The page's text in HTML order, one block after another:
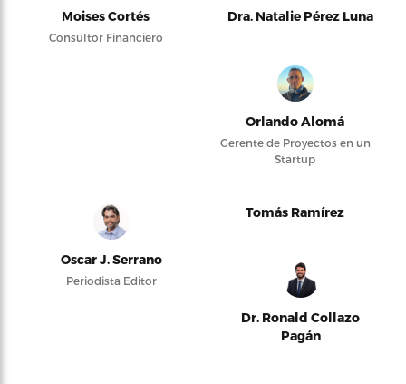
Moises Cortés
Consultor Financiero
Dra. Natalie Pérez Luna
Orlando Alomá
Gerente de Proyectos en un
Startup
Oscar J. Serrano
Periodista Editor
Tomás Ramírez
Dr. Ronald Collazo
Pagán